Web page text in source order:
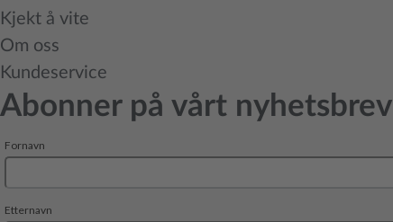
Kjekt å vite
Om oss
Kundeservice
Abonner på vårt nyhetsbrev